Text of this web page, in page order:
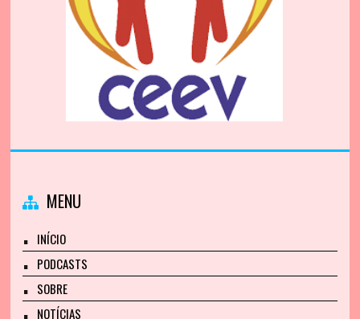
MENU
INÍCIO
PODCASTS
SOBRE
NOTÍCIAS